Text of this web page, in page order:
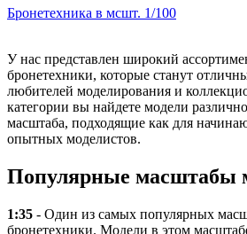
Бронетехника в мсшт. 1/100
У нас представлен широкий
бронетехники, которые станут
любителей моделирования и
категории вы найдете модели
масштаба, подходящие как для
опытных моделистов.
Популярные масштабы
1:35 - Один из самых популярных
бронетехники. Модели в этом